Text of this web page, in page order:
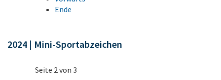
Ende
2024 | Mini-Sportabzeichen
Seite 2 von 3